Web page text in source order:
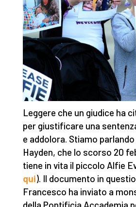
Leggere che un giudice ha
per giustificare una
e addolora. Stiamo
Hayden, che lo scorso 20
tiene in vita il piccolo Alfie
qui). Il documento in
Francesco ha inviato a